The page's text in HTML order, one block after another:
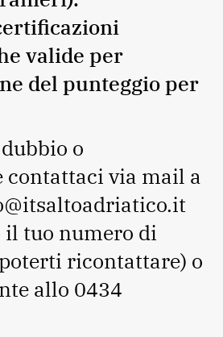
valide per
del punteggio per
o
via mail a
il tuo numero di
ricontattare) o
allo 0434